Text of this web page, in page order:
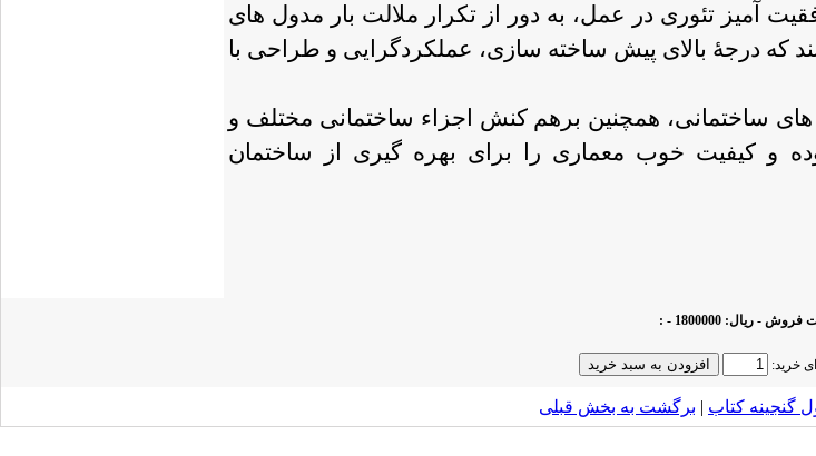
آمیز تئوری در عمل، به دور از تکرار ملالت بار مدول های
که درجۀ بالای پیش ساخته سازی، عملکردگرایی و طراحی با
ساختمانی، همچنین برهم کنش اجزاء ساختمانی مختلف و
و کیفیت خوب معماری را برای بهره گیری از ساختمان
- ریال: 1800000 - :
خرید:
گنجینه کتاب‌ | برگشت به بخش قبلى